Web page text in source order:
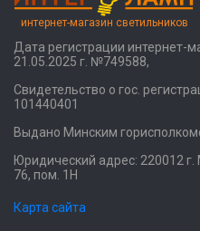
интернет-магазин светильников
Дата регистрации интернет-
21.05.2025 г. №749588,
Свидетельство о гос.
101440401
Выдано Минским
Юридический адрес: 220012
76, пом. 1Н
Карта сайта